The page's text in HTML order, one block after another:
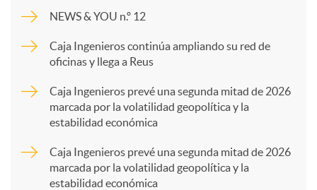
p
a
NEWS & YOU n.º 12
Caja Ingenieros continúa ampliando su red de
oficinas y llega a Reus
Caja Ingenieros prevé una segunda mitad de 2026
marcada por la volatilidad geopolítica y la
estabilidad económica
Caja Ingenieros prevé una segunda mitad de 2026
marcada por la volatilidad geopolítica y la
estabilidad económica